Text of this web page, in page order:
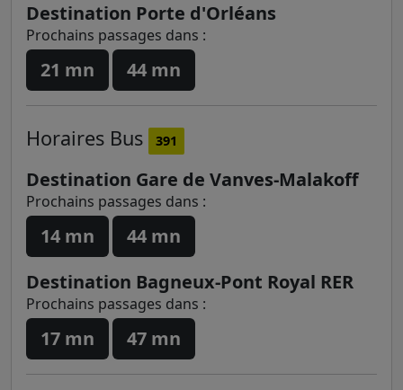
Destination Porte d'Orléans
Prochains passages dans :
21 mn 44 mn
Horaires Bus 391
Destination Gare de Vanves-Malakoff
Prochains passages dans :
14 mn
44 mn
Destination Bagneux-Pont Royal RER
Prochains passages dans :
17 mn 47 mn